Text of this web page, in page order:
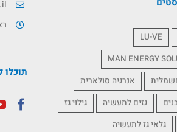
LU-VE
MAN ENERGY
אנרגיה סולארית
גזים לתעשיה
גילוי גז
גלאי גז לתעשיה